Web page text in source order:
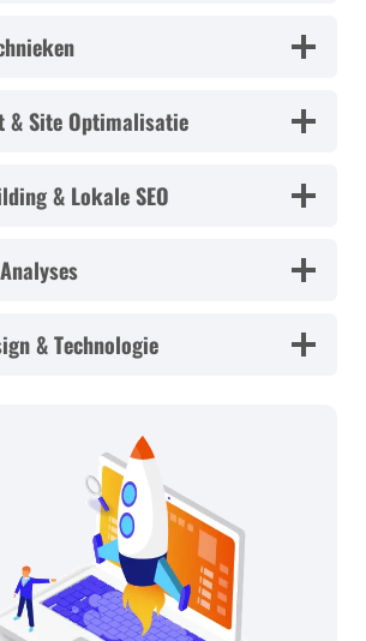
& Site Optimalisatie
& Lokale SEO
Analyses
& Technologie